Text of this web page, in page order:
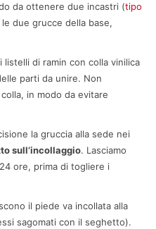
da ottenere due incastri (tipo
due grucce della base,
listelli di ramin con colla vinilica
parti da unire. Non
in modo da evitare
la gruccia alla sede nei
sull’incollaggio. Lasciamo
ore, prima di togliere i
il piede va incollata alla
sagomati con il seghetto).